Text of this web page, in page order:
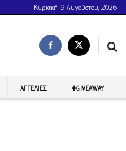
Κυριακή, 9 Αυγούστου, 2026
ΑΓΓΕΛΊΕΣ #GIVEAWAY